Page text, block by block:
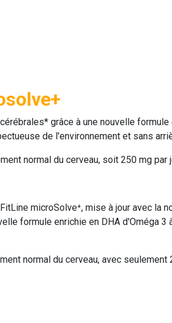
grâce à une nouvelle
de l'environnement et sans
normal du cerveau, soit 250 mg par
microSolve⁺, mise à jour avec la
formule enrichie en DHA d'Oméga
normal du cerveau, avec seulement